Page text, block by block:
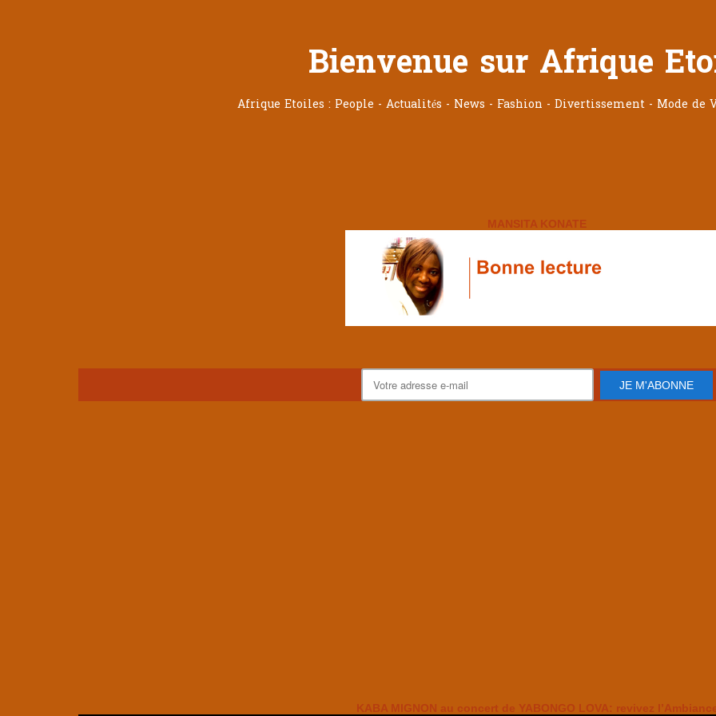
Bienvenue sur Afrique
Afrique Etoiles : People - Actualités - News - Fashion - Divertissement - Mode de
MANSITA KONATE
JE M'ABONNE
KABA MIGNON au concert de YABONGO LOVA: revivez